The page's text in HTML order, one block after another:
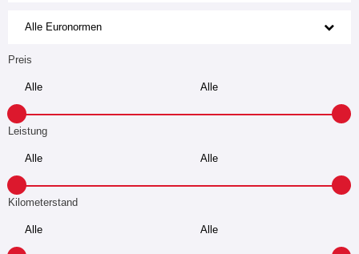
Alle Euronormen
Preis
Leistung
Kilometerstand